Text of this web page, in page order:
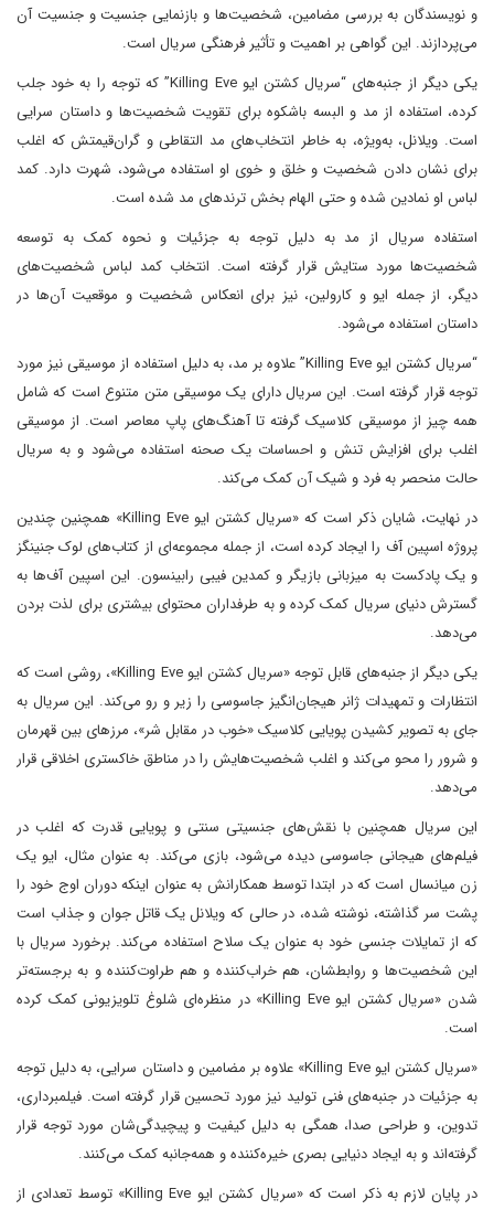
و نویسندگان به بررسی مضامین، شخصیت‌ها و بازنمایی جنسیت و جنسیت آن
می‌پردازند. این گواهی بر اهمیت و تأثیر فرهنگی سریال است.
یکی دیگر از جنبه‌های “سریال کشتن ایو Killing Eve” که توجه را به خود جلب
کرده، استفاده از مد و البسه باشکوه برای تقویت شخصیت‌ها و داستان سرایی
است. ویلانل، به‌ویژه، به خاطر انتخاب‌های مد التقاطی و گران‌قیمتش که اغلب
برای نشان دادن شخصیت و خلق و خوی او استفاده می‌شود، شهرت دارد. کمد
لباس او نمادین شده و حتی الهام بخش ترند‌های مد شده است.
استفاده سریال از مد به دلیل توجه به جزئیات و نحوه کمک به توسعه
شخصیت‌ها مورد ستایش قرار گرفته است. انتخاب کمد لباس شخصیت‌های
دیگر، از جمله ایو و کارولین، نیز برای انعکاس شخصیت و موقعیت آن‌ها در
داستان استفاده می‌شود.
“سریال کشتن ایو Killing Eve” علاوه بر مد، به دلیل استفاده از موسیقی نیز مورد
توجه قرار گرفته است. این سریال دارای یک موسیقی متن متنوع است که شامل
همه چیز از موسیقی کلاسیک گرفته تا آهنگ‌های پاپ معاصر است. از موسیقی
اغلب برای افزایش تنش و احساسات یک صحنه استفاده می‌شود و به سریال
حالت منحصر به فرد و شیک آن کمک می‌کند.
در نهایت، شایان ذکر است که «سریال کشتن ایو Killing Eve» همچنین چندین
پروژه اسپین آف را ایجاد کرده است، از جمله مجموعه‌ای از کتاب‌های لوک جنینگز
و یک پادکست به میزبانی بازیگر و کمدین فیبی رابینسون. این اسپین آف‌ها به
گسترش دنیای سریال کمک کرده و به طرفداران محتوای بیشتری برای لذت بردن
می‌دهد.
یکی دیگر از جنبه‌های قابل توجه «سریال کشتن ایو Killing Eve»، روشی است که
انتظارات و تمهیدات ژانر هیجان‌انگیز جاسوسی را زیر و رو می‌کند. این سریال به
جای به تصویر کشیدن پویایی کلاسیک «خوب در مقابل شر»، مرز‌های بین قهرمان
و شرور را محو می‌کند و اغلب شخصیت‌هایش را در مناطق خاکستری اخلاقی قرار
می‌دهد.
این سریال همچنین با نقش‌های جنسیتی سنتی و پویایی قدرت که اغلب در
فیلم‌های هیجانی جاسوسی دیده می‌شود، بازی می‌کند. به عنوان مثال، ایو یک
زن میانسال است که در ابتدا توسط همکارانش به عنوان اینکه دوران اوج خود را
پشت سر گذاشته، نوشته شده، در حالی که ویلانل یک قاتل جوان و جذاب است
که از تمایلات جنسی خود به عنوان یک سلاح استفاده می‌کند. برخورد سریال با
این شخصیت‌ها و روابطشان، هم خراب‌کننده و هم طراوت‌کننده و به برجسته‌تر
شدن «سریال کشتن ایو Killing Eve» در منظره‌ای شلوغ تلویزیونی کمک کرده
است.
«سریال کشتن ایو Killing Eve» علاوه بر مضامین و داستان سرایی، به دلیل توجه
به جزئیات در جنبه‌های فنی تولید نیز مورد تحسین قرار گرفته است. فیلمبرداری،
تدوین، و طراحی صدا، همگی به دلیل کیفیت و پیچیدگی‌شان مورد توجه قرار
گرفته‌اند و به ایجاد دنیایی بصری خیره‌کننده و همه‌جانبه کمک می‌کنند.
در پایان لازم به ذکر است که «سریال کشتن ایو Killing Eve» توسط تعدادی از